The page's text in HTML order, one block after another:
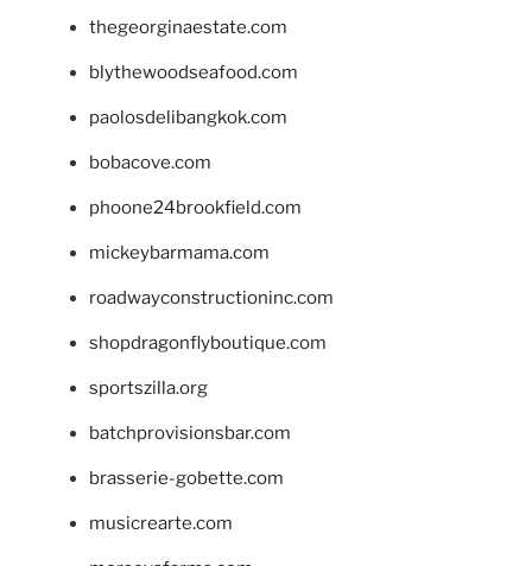
thegeorginaestate.com
blythewoodseafood.com
paolosdelibangkok.com
bobacove.com
phoone24brookfield.com
mickeybarmama.com
roadwayconstructioninc.com
shopdragonflyboutique.com
sportszilla.org
batchprovisionsbar.com
brasserie-gobette.com
musicrearte.com